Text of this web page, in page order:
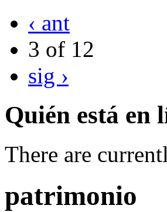
‹ ant
3 of 12
sig ›
Quién está en
There are
patrimonio